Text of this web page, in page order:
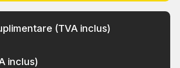
(TVA inclus)
inclus)